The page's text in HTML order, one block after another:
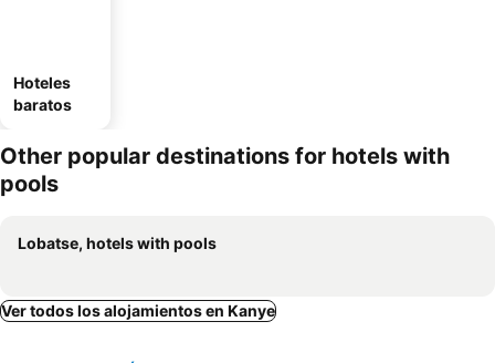
Hoteles
baratos
Other popular destinations for hotels with
pools
Lobatse, hotels with pools
Ver todos los alojamientos en Kanye